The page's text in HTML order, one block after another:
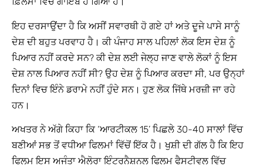
ਇਹ ਦਰਸਾਉਂਦਾ ਹੈ ਕਿ ਅਸੀਂ ਸਵਾਰਥੀ ਹੋ ਗਏ ਹਾਂ ਅਤੇ ਦੂਜੇ ਪਾਸੇ ਸਾਨੂੰ
ਦੇਸ਼ ਦੀ ਬਹੁਤ ਪਰਵਾਹ ਹੈ। ਕੀ ਪੰਜਾਹ ਸਾਲ ਪਹਿਲਾਂ ਲੋਕ ਇਸ ਦੇਸ਼ ਨੂੰ
ਪਿਆਰ ਨਹੀਂ ਕਰਦੇ ਸਨ? ਕੀ ਦੇਸ਼ ਲਈ ਜੇਲ੍ਹ ਜਾਣ ਵਾਲੇ ਲੋਕਾਂ ਨੂੰ ਇਸ
ਦੇਸ਼ ਨਾਲ ਪਿਆਰ ਨਹੀਂ ਸੀ? ਉਹ ਦੇਸ਼ ਨੂੰ ਪਿਆਰ ਕਰਦਾ ਸੀ, ਪਰ ਉਨ੍ਹਾਂ
ਦਿਨਾਂ ਵਿਚ ਇੰਨੇ ਡਰਾਮੇ ਨਹੀਂ ਹੁੰਦੇ ਸਨ। ਹੁਣ ਲੋਕ ਜਿੱਥੇ ਮਰਜ਼ੀ ਜਾ ਰਹੇ
ਹਨ।
ਅਖਤਰ ਨੇ ਅੱਗੇ ਕਿਹਾ ਕਿ ‘ਆਰਟੀਕਲ 15’ ਪਿਛਲੇ 30-40 ਸਾਲਾਂ ਵਿੱਚ
ਬਣੀਆਂ ਸਭ ਤੋਂ ਵਧੀਆ ਫਿਲਮਾਂ ਵਿੱਚੋਂ ਇੱਕ ਹੈ। ਖੁਸ਼ੀ ਦੀ ਗੱਲ ਹੈ ਕਿ ਇਹ
ਫਿਲਮ ਇਸ ਅਜੰਤਾ ਐਲੋਰਾ ਇੰਟਰਨੈਸ਼ਨਲ ਫਿਲਮ ਫੈਸਟੀਵਲ ਵਿੱਚ